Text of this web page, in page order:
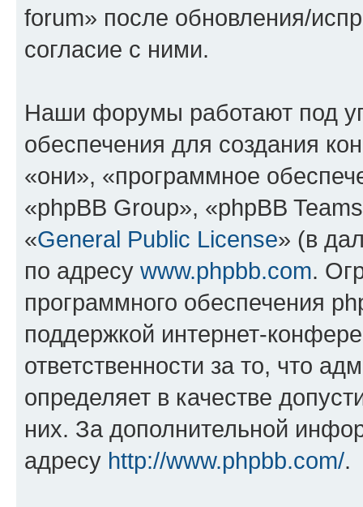
forum» после обновления/
согласие с ними.
Наши форумы работают под
обеспечения для создания
«они», «программное
«phpBB Group», «phpBB
«General Public License» (в
по адресу www.phpbb.com.
программного обеспечения
поддержкой интернет-
ответственности за то, что
определяет в качестве
них. За дополнительной
адресу http://www.phpbb.com/.